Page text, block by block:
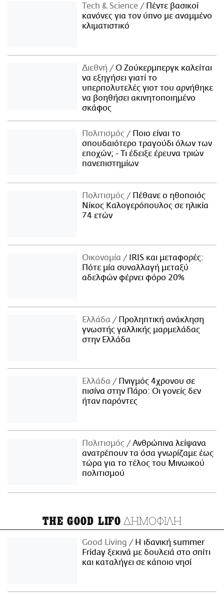
Τech & Science
Πέντε βασικοί
κανόνες για τον ύπνο με αναμμένο
κλιματιστικό
Διεθνή
Ο Ζούκερμπεργκ καλείται
να εξηγήσει γιατί το
υπερπολυτελές γιοτ του αρνήθηκε
να βοηθήσει ακινητοποιημένο
σκάφος
Πολιτισμός
Ποιο είναι το
σπουδαιότερο τραγούδι όλων των
εποχών; - Τι έδειξε έρευνα τριών
πανεπιστημίων
Πολιτισμός
Πέθανε ο ηθοποιός
Νίκος Καλογερόπουλος σε ηλικία
74 ετών
Οικονομία
IRIS και μεταφορές:
Πότε μία συναλλαγή μεταξύ
αδελφών φέρνει φόρο 20%
Ελλάδα
Προληπτική ανάκληση
γνωστής γαλλικής μαρμελάδας
στην Ελλάδα
Ελλάδα
Πνιγμός 4χρονου σε
πισίνα στην Πάρο: Οι γονείς δεν
ήταν παρόντες
Πολιτισμός
Ανθρώπινα λείψανα
ανατρέπουν τα όσα γνωρίζαμε έως
τώρα για το τέλος του Μινωικού
πολιτισμού
THE GOOD LIFO ΔΗΜΟΦΙΛΗ
Good Living
Η ιδανική summer
Friday ξεκινά με δουλειά στο σπίτι
και καταλήγει σε κάποιο νησί